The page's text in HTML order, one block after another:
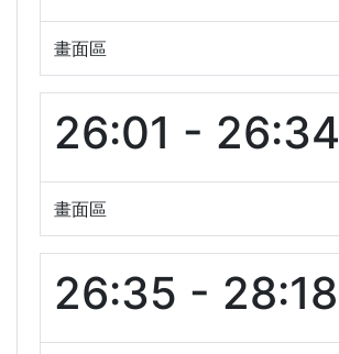
畫面區
26:01 - 26:34
畫面區
26:35 - 28:18